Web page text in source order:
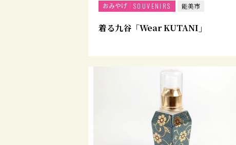
おみやげ SOUVENIRS 能美市
着る九谷「Wear KUTANI」